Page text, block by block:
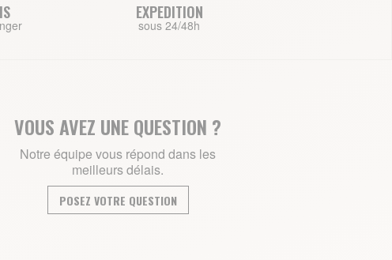
EXPEDITION
sous 24/48h
VOUS AVEZ UNE QUESTION ?
Notre équipe vous répond dans les
meilleurs délais.
POSEZ VOTRE QUESTION